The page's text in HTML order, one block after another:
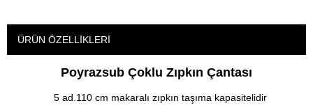
ÜRÜN ÖZELLIKLERI
Poyrazsub Çoklu Zıpkın Çantası
5 ad.110 cm makaralı zıpkın taşıma kapasitelidir